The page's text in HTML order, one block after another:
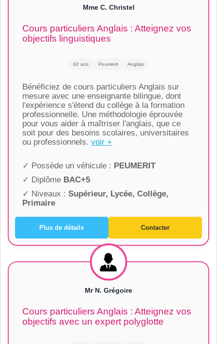
Mme C. Christel
Cours particuliers Anglais : Atteignez vos
objectifs linguistiques
62 ans Peumerit Anglais
Bénéficiez de cours particuliers Anglais sur
mesure avec une enseignante bilingue, dont
l'expérience s'étend du collège à la formation
professionnelle. Une méthodologie éprouvée
pour vous aider à maîtriser l'anglais, que ce
soit pour des besoins scolaires, universitaires
ou professionnels. voir +
✓ Possède un véhicule : PEUMERIT
✓ Diplôme BAC+5
✓ Niveaux : Supérieur, Lycée, Collège,
Primaire
Plus de détails Contacter
Mr N. Grégoire
Cours particuliers Anglais : Atteignez vos
objectifs avec un expert polyglotte